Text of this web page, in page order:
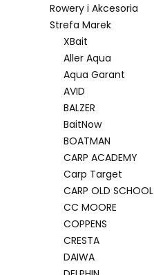
Rowery i Akcesoria
Strefa Marek
XBait
Aller Aqua
Aqua Garant
AVID
BALZER
BaitNow
BOATMAN
CARP ACADEMY
Carp Target
CARP OLD SCHOOL
CC MOORE
COPPENS
CRESTA
DAIWA